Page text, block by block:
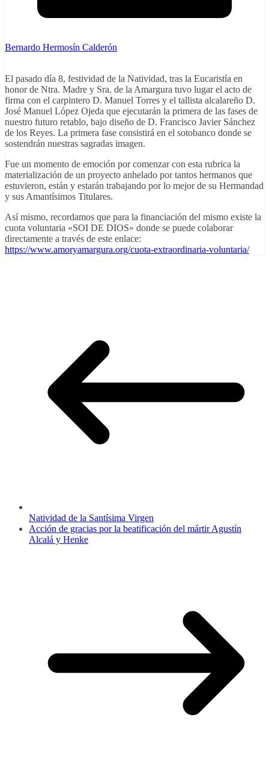
Bernardo Hermosín Calderón
El pasado día 8, festividad de la Natividad, tras la Eucaristía en
honor de Ntra. Madre y Sra. de la Amargura tuvo lugar el acto de
firma con el carpintero D. Manuel Torres y el tallista alcalareño D.
José Manuel López Ojeda que ejecutarán la primera de las fases de
nuestro futuro retablo, bajo diseño de D. Francisco Javier Sánchez
de los Reyes. La primera fase consistirá en el sotobanco donde se
sostendrán nuestras sagradas imagen.
Fue un momento de emoción por comenzar con esta rubrica la
materialización de un proyecto anhelado por tantos hermanos que
estuvieron, están y estarán trabajando por lo mejor de su Hermandad
y sus Amantísimos Titulares.
Así mismo, recordamos que para la financiación del mismo existe la
cuota voluntaria «SOI DE DIOS» donde se puede colaborar
directamente a través de este enlace:
https://www.amoryamargura.org/cuota-extraordinaria-voluntaria/
Natividad de la Santísima Virgen
Acción de gracias por la beatificación del mártir Agustín
Alcalá y Henke